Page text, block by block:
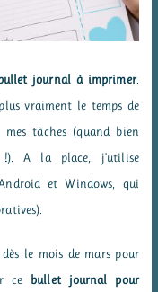
journal à imprimer.
vraiment le temps de
mes tâches (quand bien
!). A la place, j’utilise
et Windows, qui
le mois de mars pour
ce bullet journal pour